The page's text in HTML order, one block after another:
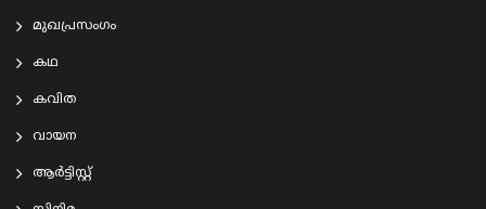
മുഖപ്രസംഗം
കഥ
കവിത
വായന
ആര്‍ട്ടിസ്റ്റ്